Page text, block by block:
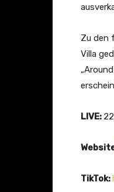
Zu den
Villa
LIVE:
TikTok: